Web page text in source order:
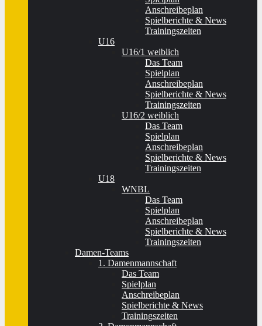
Anschreibeplan
Spielberichte & News
Trainingszeiten
U16
U16/1 weiblich
Das Team
Spielplan
Anschreibeplan
Spielberichte & News
Trainingszeiten
U16/2 weiblich
Das Team
Spielplan
Anschreibeplan
Spielberichte & News
Trainingszeiten
U18
WNBL
Das Team
Spielplan
Anschreibeplan
Spielberichte & News
Trainingszeiten
Damen-Teams
1. Damenmannschaft
Das Team
Spielplan
Anschreibeplan
Spielberichte & News
Trainingszeiten